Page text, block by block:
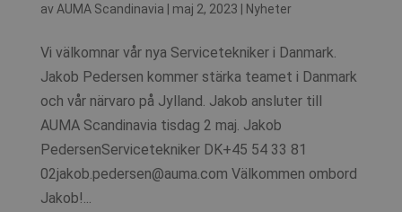
av AUMA Scandinavia | maj 2, 2023 | Nyheter
Vi välkomnar vår nya Servicetekniker i Danmark.
Jakob Pedersen kommer stärka teamet i Danmark
och vår närvaro på Jylland. Jakob ansluter till
AUMA Scandinavia tisdag 2 maj. Jakob
PedersenServicetekniker DK+45 54 33 81
02jakob.pedersen@auma.com Välkommen ombord
Jakob!...